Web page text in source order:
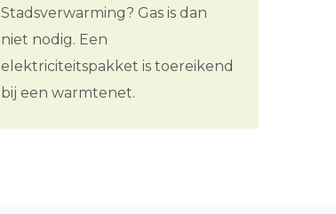
Stadsverwarming? Gas is dan
niet nodig. Een
elektriciteitspakket is toereikend
bij een warmtenet.